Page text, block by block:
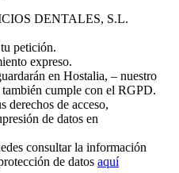
DENTALES, S.L.
petición.
expreso.
en Hostalia, – nuestro
cumple con el RGPD.
derechos de acceso,
de datos en
consultar la información
de datos aquí